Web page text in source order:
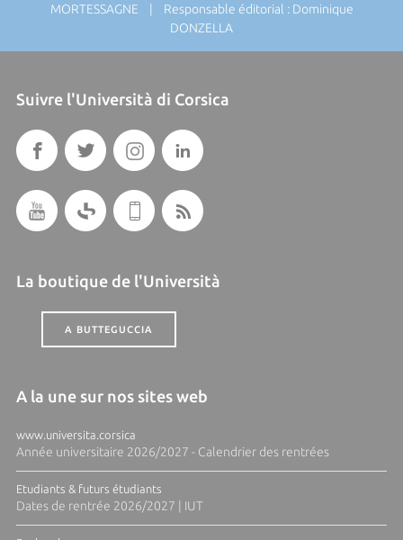
MORTESSAGNE | Responsable éditorial : Dominique
DONZELLA
Suivre l'Università di Corsica
La boutique de l'Università
A BUTTEGUCCIA
A la une sur nos sites web
www.universita.corsica
Année universitaire 2026/2027 - Calendrier des rentrées
Etudiants & futurs étudiants
Dates de rentrée 2026/2027 | IUT